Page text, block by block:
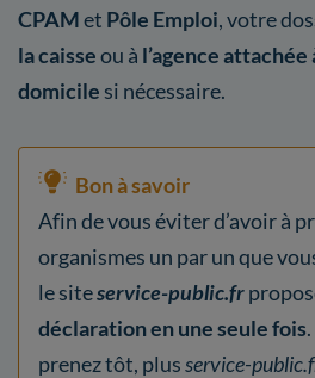
CPAMet Pôle Emploi, votre
la caisseou à l’agence
domicile si nécessaire.
Bon à savoir
Afin de vous éviter d’avoir à
organismes un par un que
le siteservice-public.fr
déclaration en une seule fois
prenez tôt, plusservice-